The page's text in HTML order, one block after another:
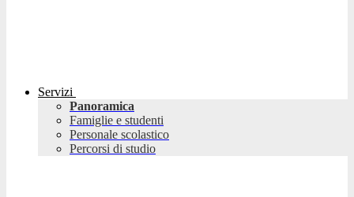
Servizi
Panoramica
Famiglie e studenti
Personale scolastico
Percorsi di studio